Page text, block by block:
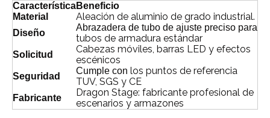
CaracterísticaBeneficio
Material
Aleación de aluminio de grado industrial.
Diseño
Abrazadera de tubo de ajuste preciso para
tubos de armadura estándar
Solicitud
Cabezas móviles, barras LED y efectos
escénicos
Seguridad
Cumple con los puntos de referencia
TUV, SGS y CE
Fabricante
Dragon Stage: fabricante profesional de
escenarios y armazones